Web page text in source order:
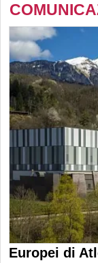
Europei di